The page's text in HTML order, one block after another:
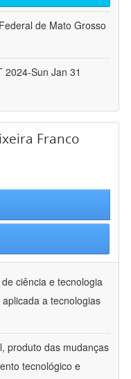
de Mato Grosso
2024-Sun Jan 31
Franco
ciência e tecnologia
a tecnologias
produto das mudanças
tecnológico e